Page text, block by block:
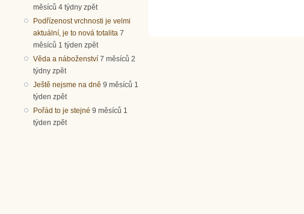
měsíců 4 týdny zpět
Podřízenost vrchnosti je velmi
aktuální, je to nová totalita 7
měsíců 1 týden zpět
Věda a náboženství 7 měsíců 2
týdny zpět
Ještě nejsme na dně 9 měsíců 1
týden zpět
Pořád to je stejné 9 měsíců 1
týden zpět